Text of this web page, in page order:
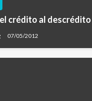
crédito al descrédito
07/05/2012